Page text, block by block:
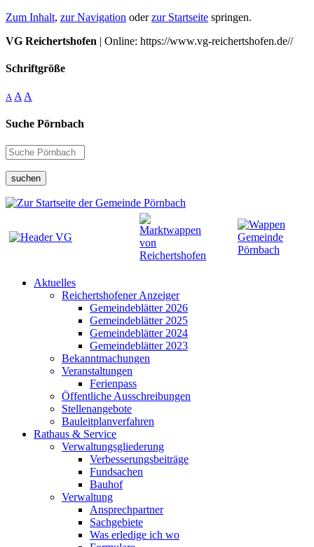
Zum Inhalt, zur Navigation oderzur Startseite springen.
VG Reichertshofen | Online: https://www.vg-reichertshofen.de//
Schriftgröße
A A A
Suche Pörnbach
suchen
Aktuelles
Reichertshofener Anzeiger
Gemeindeblätter 2026
Gemeindeblätter 2025
Gemeindeblätter 2024
Gemeindeblätter 2023
Bekanntmachungen
Veranstaltungen
Ferienpass
Öffentliche Ausschreibungen
Stellenangebote
Bauleitplanverfahren
Rathaus & Service
Verwaltungsgliederung
Verbesserungsbeiträge
Fundsachen
Bauhof
Verwaltung
Ansprechpartner
Sachgebiete
Was erledige ich wo